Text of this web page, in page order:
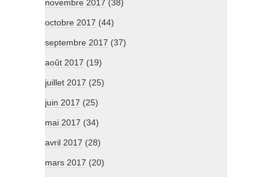
novembre 2017 (38)
octobre 2017 (44)
septembre 2017 (37)
août 2017 (19)
juillet 2017 (25)
juin 2017 (25)
mai 2017 (34)
avril 2017 (28)
mars 2017 (20)